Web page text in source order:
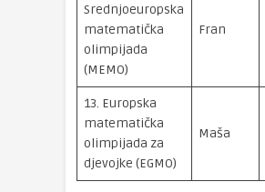
Srednjoeuropska
matematička
olimpijada
(MEMO)
Fran
13. Europska
matematička
olimpijada za
djevojke (EGMO)
Maša